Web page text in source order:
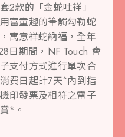
2款的「金蛇吐祥」
富童趣的筆觸勾勒蛇
寓意祥蛇納福，全年
日期間，NF Touch 會
支付方式進行單次合
費日起計7天^內到指
印發票及相符之電子
*。